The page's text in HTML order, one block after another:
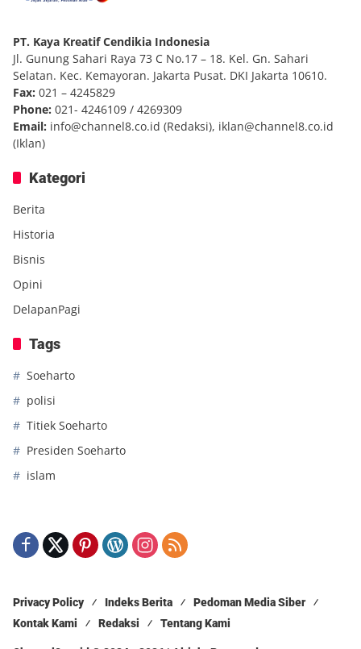
PT. Kaya Kreatif Cendikia Indonesia
Jl. Gunung Sahari Raya 73 C No.17 – 18. Kel. Gn. Sahari
Selatan. Kec. Kemayoran. Jakarta Pusat. DKI Jakarta 10610.
Fax: 021 – 4245829
Phone: 021- 4246109 / 4269309
Email: info@channel8.co.id (Redaksi), iklan@channel8.co.id
(Iklan)
Kategori
Berita
Historia
Bisnis
Opini
DelapanPagi
Tags
Soeharto
polisi
Titiek Soeharto
Presiden Soeharto
islam
Privacy Policy Indeks Berita
Pedoman Media Siber
Kontak Kami
Redaksi Tentang Kami